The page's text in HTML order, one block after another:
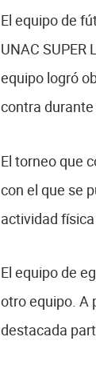
El equipo de
UNAC
equipo logró
contra
El torneo que
con el que se
actividad
El equipo de
otro equipo. A
destacada